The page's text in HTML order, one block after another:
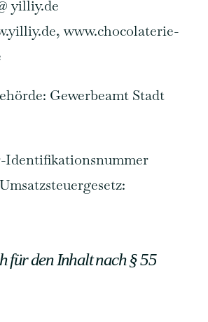
yilliy.de
www.chocolaterie-
Gewerbeamt Stadt
Identifikationsnummer
für den Inhalt nach § 55